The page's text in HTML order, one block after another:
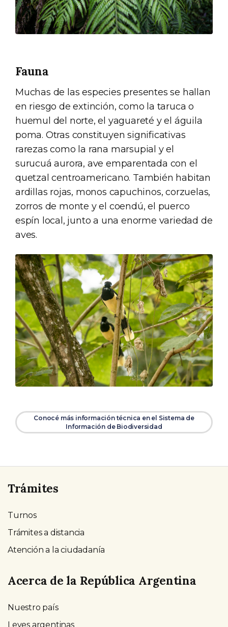
Fauna
Muchas de las especies presentes se hallan
en riesgo de extinción, como la taruca o
huemul del norte, el yaguareté y el águila
poma. Otras constituyen significativas
rarezas como la rana marsupial y el
surucuá aurora, ave emparentada con el
quetzal centroamericano. También habitan
ardillas rojas, monos capuchinos, corzuelas,
zorros de monte y el coendú, el puerco
espín local, junto a una enorme variedad de
aves.
Conocé más información técnica en el Sistema de
Información de Biodiversidad
Trámites
Turnos
Trámites a distancia
Atención a la ciudadanía
Acerca de la República Argentina
Nuestro país
Leyes argentinas